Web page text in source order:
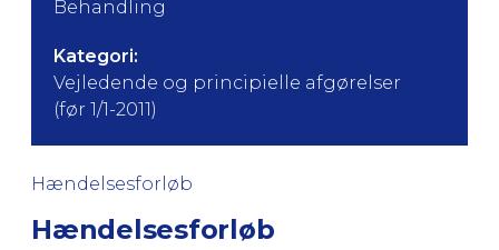
Behandling
Kategori:
Vejledende og principielle afgørelser
(før 1/1-2011)
Hændelsesforløb
Hændelsesforløb